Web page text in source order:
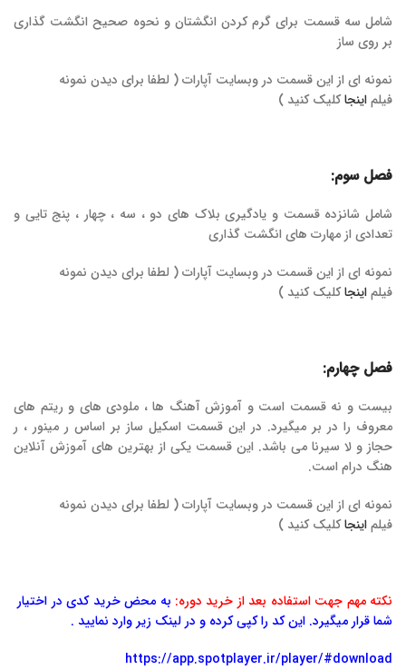
شامل سه قسمت برای گرم کردن انگشتان و نحوه صحیح انگشت گذاری
بر روی ساز
نمونه ای از این قسمت در وبسایت آپارات ( لطفا برای دیدن نمونه
فیلماینجاکلیک کنید )
فصل سوم:
شامل شانزده قسمت و یادگیری بلاک های دو ، سه ، چهار ، پنج تایی و
تعدادی از مهارت های انگشت گذاری
نمونه ای از این قسمت در وبسایت آپارات ( لطفا برای دیدن نمونه
فیلماینجاکلیک کنید )
فصل چهارم:
بیست و نه قسمت است و آموزش آهنگ ها ، ملودی های و ریتم های
معروف را در بر میگیرد. در این قسمت اسکیل ساز بر اساس ر مینور ، ر
حجاز و لا سیرنا می باشد. این قسمت یکی از بهترین های آموزش آنلاین
هنگ درام است.
نمونه ای از این قسمت در وبسایت آپارات ( لطفا برای دیدن نمونه
فیلماینجاکلیک کنید )
نکته مهم جهت استفاده بعد از خرید دوره: به محض خرید کدی در اختیار
شما قرار میگیرد. این کد را کپی کرده و در لینک زیر وارد نمایید .
https://app.spotplayer.ir/player/#download